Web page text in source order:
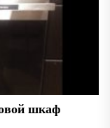
шкаф